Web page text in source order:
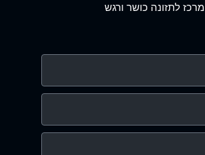
מרכז לתזונה כושר ורגש